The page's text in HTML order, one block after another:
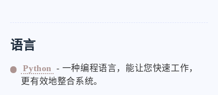
语言
Python - 一种编程语言，能让您快速工作，
更有效地整合系统。